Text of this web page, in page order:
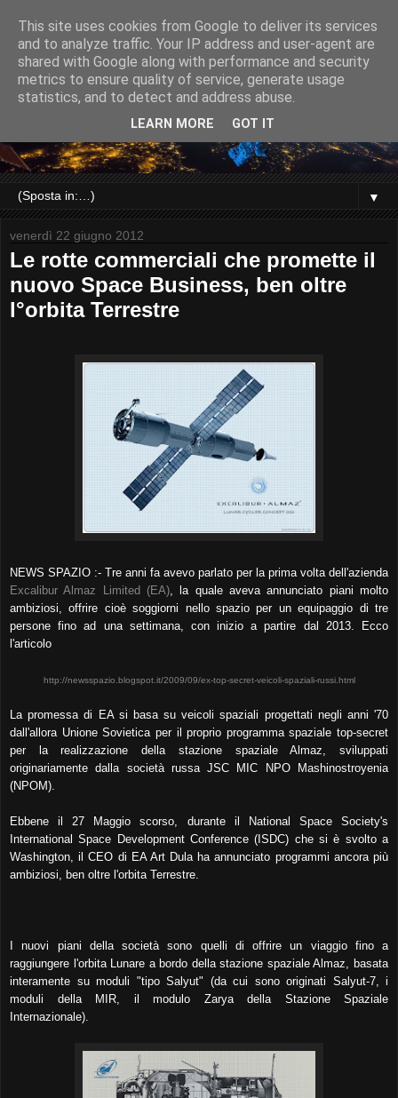
▼
venerdì 22 giugno 2012
Le rotte commerciali che promette il
nuovo Space Business, ben oltre
l°orbita Terrestre
NEWS SPAZIO :- Tre anni fa avevo parlato per la prima volta dell'azienda
Excalibur Almaz Limited (EA) , la quale aveva annunciato piani molto
ambiziosi, offrire cioè soggiorni nello spazio per un equipaggio di tre
persone fino ad una settimana, con inizio a partire dal 2013. Ecco
l'articolo
http://newsspazio.blogspot.it/2009/09/ex-top-secret-veicoli-spaziali-russi.html
La promessa di EA si basa su veicoli spaziali progettati negli anni '70
dall'allora Unione Sovietica per il proprio programma spaziale top-secret
per la realizzazione della stazione spaziale Almaz, sviluppati
originariamente dalla società russa JSC MIC NPO Mashinostroyenia
(NPOM).
Ebbene il 27 Maggio scorso, durante il National Space Society's
International Space Development Conference (ISDC) che si è svolto a
Washington, il CEO di EA Art Dula ha annunciato programmi ancora più
ambiziosi, ben oltre l'orbita Terrestre.
I nuovi piani della società sono quelli di offrire un viaggio fino a
raggiungere l'orbita Lunare a bordo della stazione spaziale Almaz, basata
interamente su moduli "tipo Salyut" (da cui sono originati Salyut-7, i
moduli della MIR, il modulo Zarya della Stazione Spaziale
Internazionale).
This site uses cookies from Google to deliver its services
and to analyze traffic. Your IP address and user-agent are
shared with Google along with performance and security
metrics to ensure quality of service, generate usage
statistics, and to detect and address abuse.
LEARN MORE GOT IT